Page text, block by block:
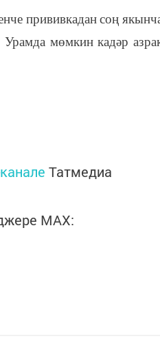
прививкадан соң
Урамда мөмкин кадәр
Татмедиа
MАХ: